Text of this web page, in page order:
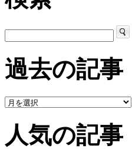
過去の記事
人気の記事